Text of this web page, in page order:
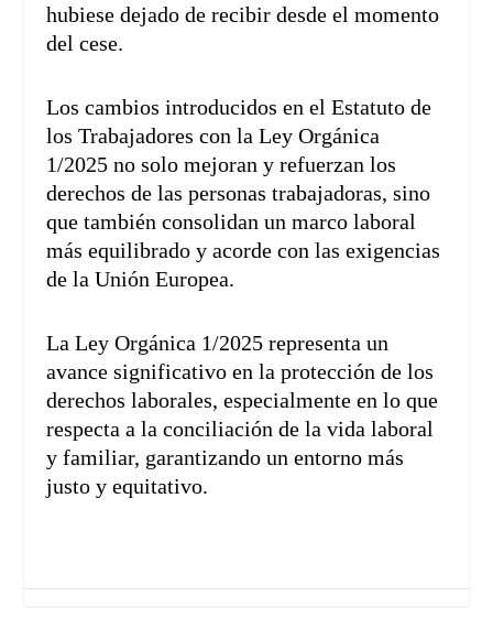
hubiese dejado de recibir desde el momento
del cese.
Los cambios introducidos en el Estatuto de
los Trabajadores con la Ley Orgánica
1/2025 no solo mejoran y refuerzan los
derechos de las personas trabajadoras, sino
que también consolidan un marco laboral
más equilibrado y acorde con las exigencias
de la Unión Europea.
La Ley Orgánica 1/2025 representa un
avance significativo en la protección de los
derechos laborales, especialmente en lo que
respecta a la conciliación de la vida laboral
y familiar, garantizando un entorno más
justo y equitativo.